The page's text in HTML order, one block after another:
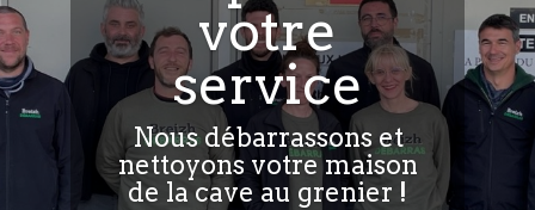
votre
service
Nous débarrassons et
nettoyons votre maison
de la cave au grenier !